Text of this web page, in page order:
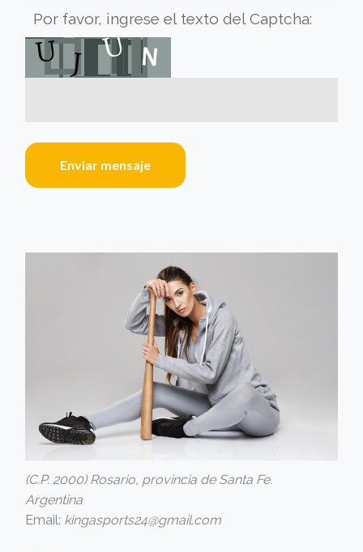
Por favor, ingrese el texto del Captcha:
Enviar mensaje
(C.P. 2000) Rosario, provincia de Santa Fe.
Argentina
Email: kingasports24@gmail.com